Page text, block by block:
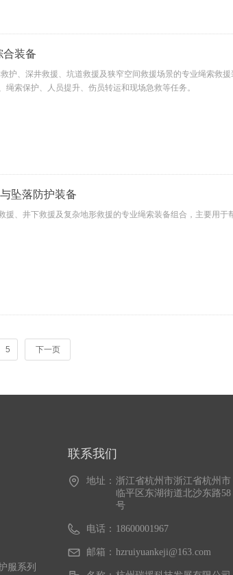
合装备
护、深井救援、坑道救援及狭窄空间救援场景的专业绳索救
索保护、人员提升、伤员转运和现场急救等任务。
坠落防护装备
援、井下救援及复杂地形救援的专业绳索装备组合，主要用
5 下一页
服系列
联系我们
地址： 浙江省杭州市浙江省杭州市
临平区东湖街道北沙东路58
号
电话： 18600001967
邮箱： hzruiyuankeji@163.com